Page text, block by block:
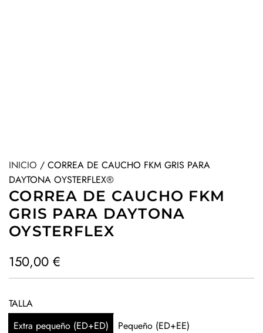
INICIO / CORREA DE CAUCHO FKM GRIS PARA
DAYTONA OYSTERFLEX®
CORREA DE CAUCHO FKM
GRIS PARA DAYTONA
OYSTERFLEX
P
r
e
c
150,00 €
TALLA
Extra pequeño (ED+ED)
Pequeño (ED+EE)